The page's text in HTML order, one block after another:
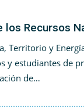
los Recursos
y
estudiantes de
de…